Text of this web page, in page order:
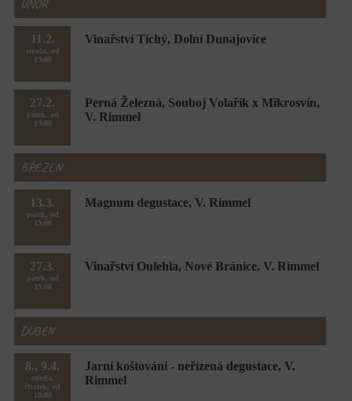
ÚNOR
11.2.
středa, od
19:00
Vinařství Tichý, Dolní Dunajovice
27.2.
pátek, od
19:00
Perná Železná, Souboj Volařík x Mikrosvín,
V. Rimmel
BŘEZEN
13.3.
pátek, od
19:00
Magnum degustace, V. Rimmel
27.3.
pátek, od
19:00
Vinařství Oulehla, Nové Bránice, V. Rimmel
DUBEN
8., 9.4.
středa,
čtvrtek, od
18:00
Jarní koštování - neřízená degustace, V.
Rimmel